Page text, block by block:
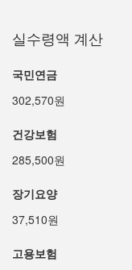
실수령액 계산
국민연금
302,570원
건강보험
285,500원
장기요양
37,510원
고용보험